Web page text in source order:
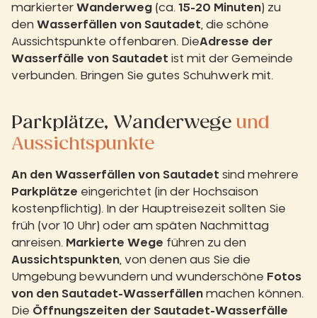
markierter Wanderweg (ca. 15-20 Minuten) zu
den Wasserfällen von Sautadet, die schöne
Aussichtspunkte offenbaren. DieAdresse der
Wasserfälle von Sautadet ist mit der Gemeinde
verbunden. Bringen Sie gutes Schuhwerk mit.
Parkplätze, Wanderwege und
Aussichtspunkte
An den Wasserfällen von Sautadet sind mehrere
Parkplätze eingerichtet (in der Hochsaison
kostenpflichtig). In der Hauptreisezeit sollten Sie
früh (vor 10 Uhr) oder am späten Nachmittag
anreisen. Markierte Wege führen zu den
Aussichtspunkten, von denen aus Sie die
Umgebung bewundern und wunderschöne Fotos
von den Sautadet-Wasserfällen machen können.
Die Öffnungszeiten der Sautadet-Wasserfälle